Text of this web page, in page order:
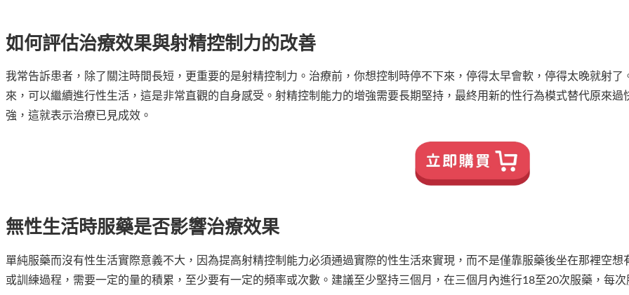
如何評估治療效果與射精控制力的改善
我常告訴患者，除了關注時間長短，更重要的是射精控制力。治療前，你想控制時停不下來，停得太早會軟，停得太晚就射
來，可以繼續進行性生活，這是非常直觀的自身感受。射精控制能力的增強需要長期堅持，最終用新的性行為模式替代原來
強，這就表示治療已見成效。
無性生活時服藥是否影響治療效果
單純服藥而沒有性生活實際意義不大，因為提高射精控制能力必須通過實際的性生活來實現，而不是僅靠服藥後坐在那裡空
或訓練過程，需要一定的量的積累，至少要有一定的頻率或次數。建議至少堅持三個月，在三個月內進行18至20次服藥，每